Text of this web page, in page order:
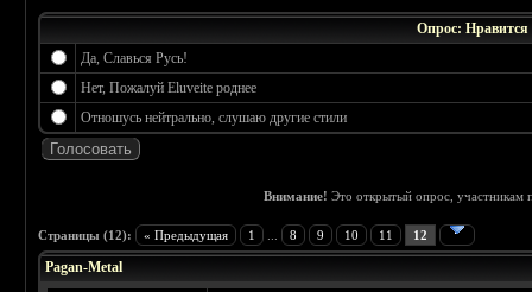
Опрос: Нравится
Да, Славься Русь!
Нет, Пожалуй Eluveite роднее
Отношусь нейтрально, слушаю другие стили
Внимание! Это открытый опрос, участникам
Страницы (12): « Предыдущая 1 8 9 10 11 12
Pagan-Metal